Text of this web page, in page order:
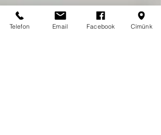
Telefon Email Facebook Címünk